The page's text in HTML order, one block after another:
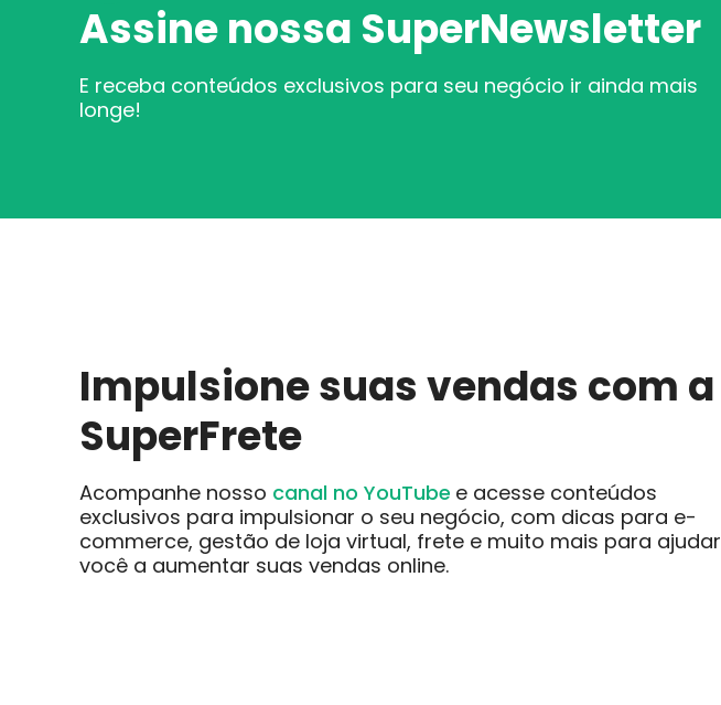
Assine nossa SuperNewsletter
E receba conteúdos exclusivos para seu negócio ir ainda mais
longe!
Impulsione suas vendas com a
SuperFrete
Acompanhe nosso canal no YouTube e acesse conteúdos
exclusivos para impulsionar o seu negócio, com dicas para e-
commerce, gestão de loja virtual, frete e muito mais para ajudar
você a aumentar suas vendas online.